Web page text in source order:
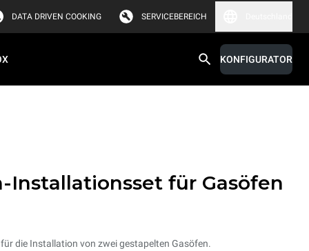
DATA DRIVEN COOKING SERVICEBEREICH
KONFIGURATOR
Installationsset für Gasöfen
die Installation von zwei gestapelten Gasöfen.